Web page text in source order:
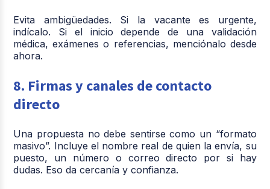
Evita ambigüedades. Si la vacante es urgente,
indícalo. Si el inicio depende de una validación
médica, exámenes o referencias, menciónalo desde
ahora.
8. Firmas y canales de contacto
directo
Una propuesta no debe sentirse como un “formato
masivo”. Incluye el nombre real de quien la envía, su
puesto, un número o correo directo por si hay
dudas. Eso da cercanía y confianza.